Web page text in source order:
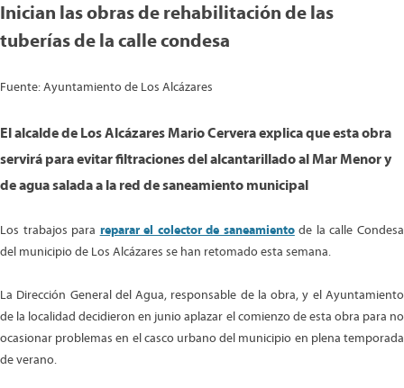
Inician las obras de rehabilitación de las
tuberías de la calle condesa
Fuente: Ayuntamiento de Los Alcázares
El alcalde de Los Alcázares Mario Cervera explica que esta obra
servirá para evitar filtraciones del alcantarillado al Mar Menor y
de agua salada a la red de saneamiento municipal
Los trabajos para reparar el colector de saneamientode la calle Condesa
del municipio de Los Alcázares se han retomado esta semana.
La Dirección General del Agua, responsable de la obra, y el Ayuntamiento
de la localidad decidieron en junio aplazar el comienzo de esta obra para no
ocasionar problemas en el casco urbano del municipio en plena temporada
de verano.